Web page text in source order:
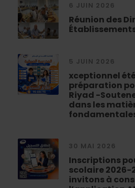
6 JUIN 2026
Réunion des
5 JUIN 2026
xceptionnel
préparation
Riyad -
dans les
30 MAI 2026
Inscriptions
scolaire 2026-
invitons à